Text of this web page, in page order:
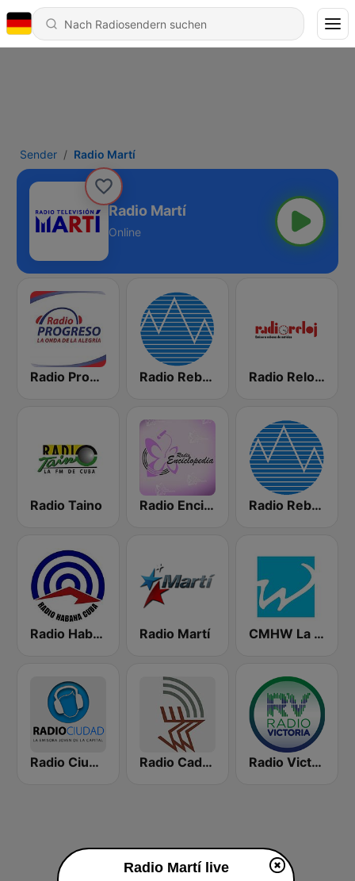
Sender Radio Martí
Radio Martí
Online
Radio Progreso 90.3 FM Radio Rebelde FM Radio Reloj 950 AM
Radio Taino Radio Enciclopedia Radio Rebelde AM
Radio Habana Cuba Radio Martí CMHW La Reina Radial del Centro
Radio Ciudad Habana Radio Cadena Agramonte Radio Victoria Tiempo 21
Radio Martí live